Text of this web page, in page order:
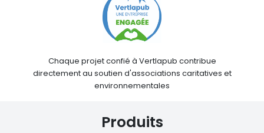
Chaque projet confié à Vertlapub contribue
directement au soutien d'associations caritatives et
environnementales
Produits